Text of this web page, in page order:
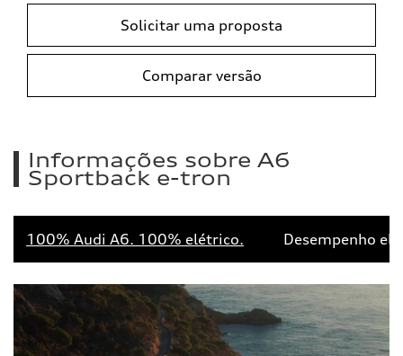
Solicitar uma proposta
Comparar versão
Informações sobre A6
Sportback e-tron
100% Audi A6. 100% elétrico. Desempenho